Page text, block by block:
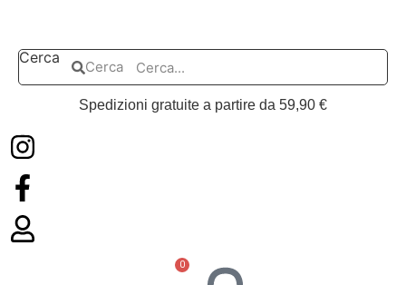
contenuto
Cerca
Cerca
Spedizioni gratuite a partire da 59,90 €
0